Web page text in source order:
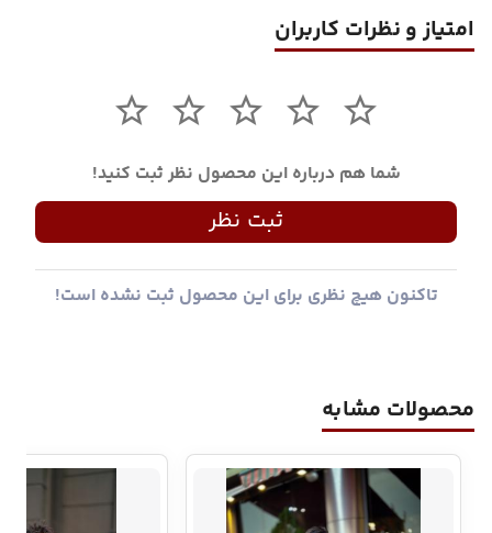
امتیاز و نظرات کاربران
شما هم درباره این محصول نظر ثبت کنید!
ثبت نظر
تاکنون هیچ نظری برای این محصول ثبت نشده است!
محصولات مشابه